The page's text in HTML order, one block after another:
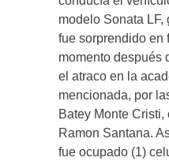
modelo Sonata LF,
fue sorprendido en
momento después
el atraco en la
mencionada, por
Batey Monte
Ramon Santana.
fue ocupado (1)